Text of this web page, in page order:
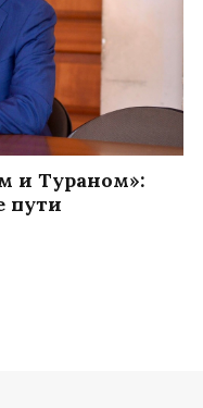
и Тураном»:
пути